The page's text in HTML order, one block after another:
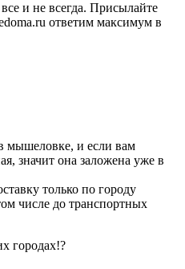
и не всегда. Присылайте
ответим максимум в
мышеловке, и если вам
значит она заложена уже в
только по городу
числе до транспортных
городах!?